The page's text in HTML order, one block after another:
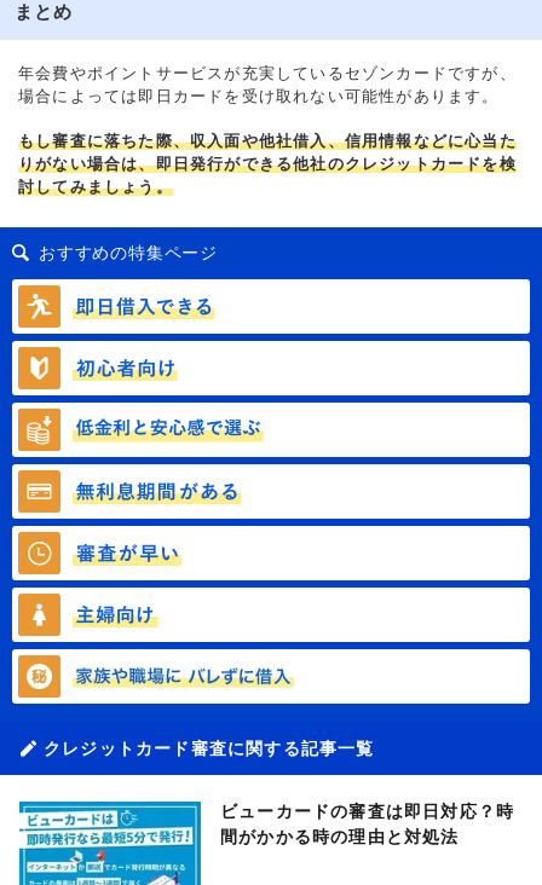
まとめ
年会費やポイントサービスが充実しているセゾンカードですが、
場合によっては即日カードを受け取れない可能性があります。
もし審査に落ちた際、収入面や他社借入、信用情報などに心当た
りがない場合は、即日発行ができる他社のクレジットカードを検
討してみましょう。
おすすめの特集ページ
クレジットカード審査に関する記事一覧
ビューカードの審査は即日対応？時
間がかかる時の理由と対処法